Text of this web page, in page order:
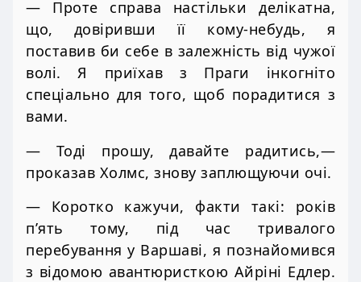
— Проте справа настільки делікатна,
що, довіривши її кому-небудь, я
поставив би себе в залежність від чужої
волі. Я приїхав з Праги інкогніто
спеціально для того, щоб порадитися з
вами.
— Тоді прошу, давайте радитись,—
проказав Холмс, знову заплющуючи очі.
— Коротко кажучи, факти такі: років
п’ять тому, під час тривалого
перебування у Варшаві, я познайомився
з відомою авантюристкою Айріні Едлер.